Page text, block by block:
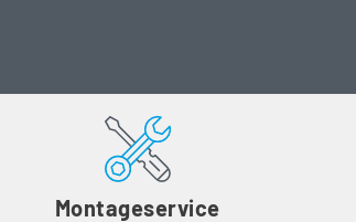
Montageservice